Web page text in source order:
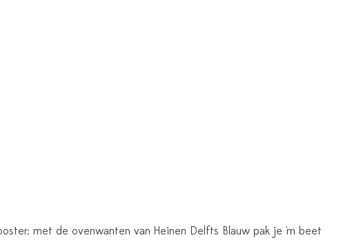
met de ovenwanten van Heinen Delfts Blauw pak je 'm beet